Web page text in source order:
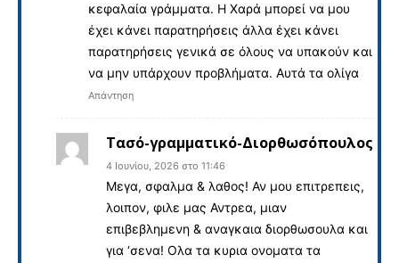
κεφαλαία γράμματα. Η Χαρά μπορεί να μου
έχει κάνει παρατηρήσεις άλλα έχει κάνει
παρατηρήσεις γενικά σε όλους να υπακούν και
να μην υπάρχουν προβλήματα. Αυτά τα ολίγα
Απάντηση
Τασό-γραμματικό-Διορθωσόπουλος
4 Ιουνίου, 2026 στο 11:46
Μεγα, σφαλμα & λαθος! Αν μου επιτρεπεις,
λοιπον, φιλε μας Αντρεα, μιαν
επιβεβλημενη & αναγκαια διορθωσουλα και
για ‘σενα! Ολα τα κυρια ονοματα τα